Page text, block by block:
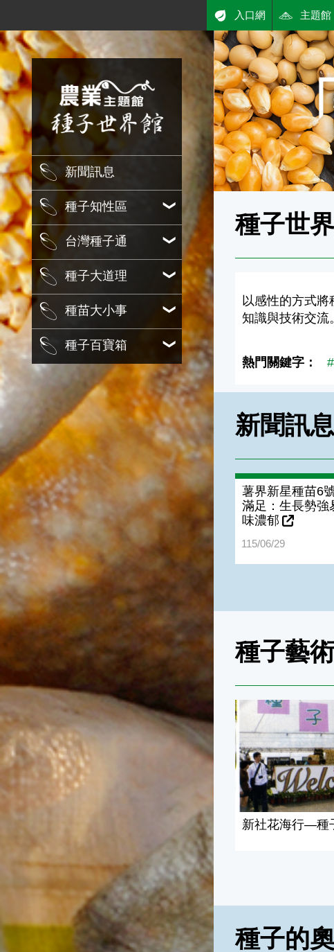
跳到主要內容
農業知識入口網
新聞訊息
種子知性區
台灣種子通
種子大道理
種苗大小事
種子百寶箱
入口網 主題館
種子世
以感性的方式將
知識與技術交流。
熱門關鍵字：
新聞訊息
薯界新星種苗6
滿足：生長勢
味濃郁
115/06/29
種子藝
新社花海行—種
新社花海行—種
種子的